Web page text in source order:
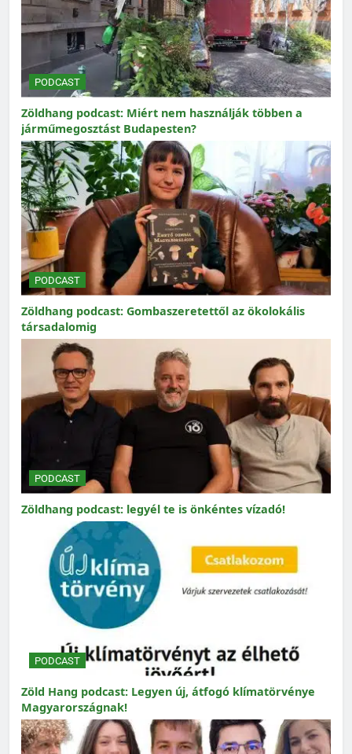
PODCAST
Zöldhang podcast: Miért nem használják többen a
járműmegosztást Budapesten?
PODCAST
Zöldhang podcast: Gombaszeretettől az ökolokális
társadalomig
PODCAST
Zöldhang podcast: legyél te is önkéntes vízadó!
PODCAST
Zöld Hang podcast: Legyen új, átfogó klímatörvénye
Magyarországnak!